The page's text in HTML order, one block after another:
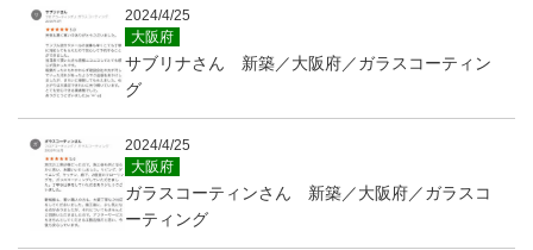
2024/4/25
大阪府
サブリナさん 新築／大阪府／ガラスコーティン
グ
2024/4/25
大阪府
ガラスコーティンさん 新築／大阪府／ガラスコ
ーティング